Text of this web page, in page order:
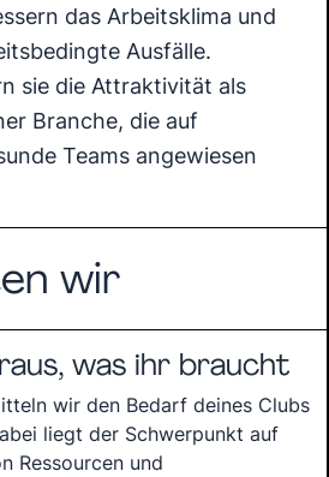
das Arbeitsklima und
Ausfälle.
sie die Attraktivität als
Branche, die auf
Teams angewiesen
wir
was ihr braucht
wir den Bedarf deines Clubs
liegt der Schwerpunkt auf
Ressourcen und